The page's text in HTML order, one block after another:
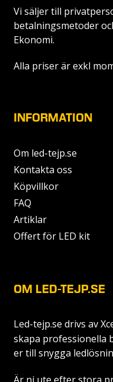
Vi säljer till
betalningsmetoder
Ekonomi.
Alla priser är exkl
INFORMATION
Om led-tejp.se
Kontakta oss
Köpvillkor
FAQ
Artiklar
Offert för LED kit
OM LED-TEJP.SE
Led-tejp.se drivs av
skapa professionella
er till snygga